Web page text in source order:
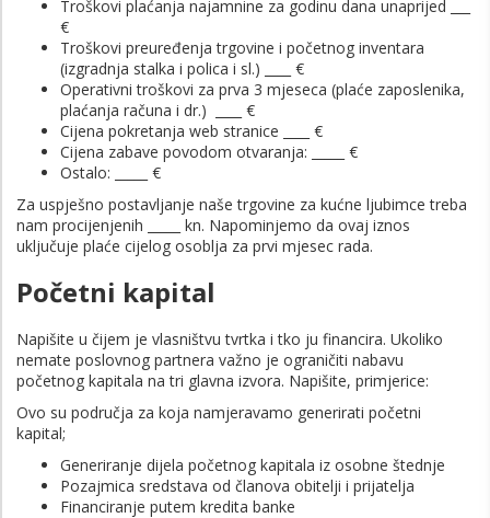
Troškovi plaćanja najamnine za godinu dana unaprijed ___
€
Troškovi preuređenja trgovine i početnog inventara
(izgradnja stalka i polica i sl.) ____ €
Operativni troškovi za prva 3 mjeseca (plaće zaposlenika,
plaćanja računa i dr.) ____ €
Cijena pokretanja web stranice ____ €
Cijena zabave povodom otvaranja: _____ €
Ostalo: _____ €
Za uspješno postavljanje naše trgovine za kućne ljubimce treba
nam procijenjenih _____ kn. Napominjemo da ovaj iznos
uključuje plaće cijelog osoblja za prvi mjesec rada.
Početni kapital
Napišite u čijem je vlasništvu tvrtka i tko ju financira. Ukoliko
nemate poslovnog partnera važno je ograničiti nabavu
početnog kapitala na tri glavna izvora. Napišite, primjerice:
Ovo su područja za koja namjeravamo generirati početni
kapital;
Generiranje dijela početnog kapitala iz osobne štednje
Pozajmica sredstava od članova obitelji i prijatelja
Financiranje putem kredita banke